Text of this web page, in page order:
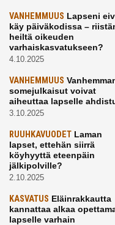
VANHEMMUUS Lapseni
käy päiväkodissa –
heiltä oikeuden
varhaiskasvatukseen?
4.10.2025
VANHEMMUUS
somejulkaisut voivat
aiheuttaa lapselle
3.10.2025
RUUHKAVUODET Laman
lapset, ettehän siirrä
köyhyyttä eteenpäin
jälkipolville?
2.10.2025
KASVATUS Eläinrakkautta
kannattaa alkaa
lapselle varhain